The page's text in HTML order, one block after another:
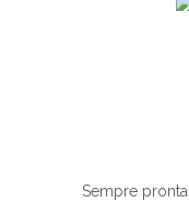
Sempre